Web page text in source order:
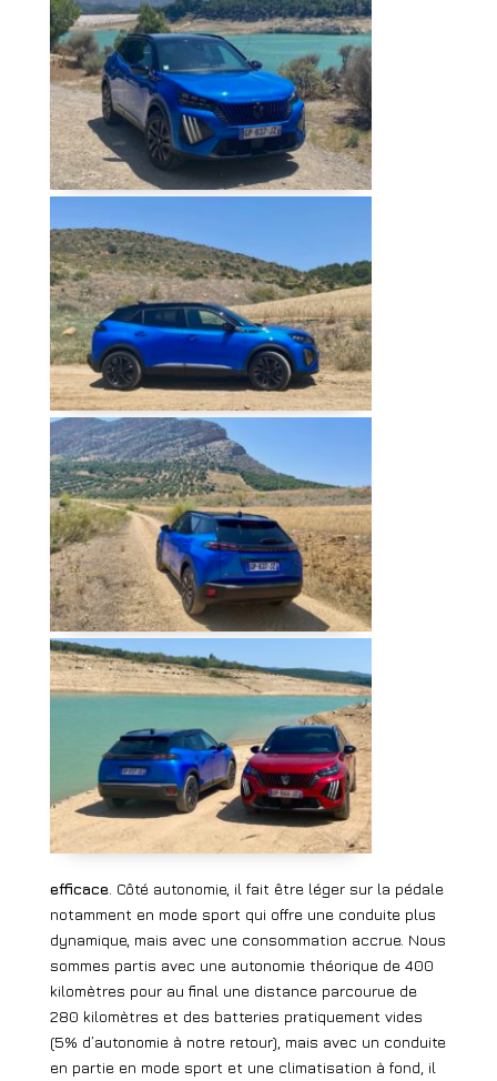
efficace. Côté autonomie, il fait être léger sur la pédale
notamment en mode sport qui offre une conduite plus
dynamique, mais avec une consommation accrue. Nous
sommes partis avec une autonomie théorique de 400
kilomètres pour au final une distance parcourue de
280 kilomètres et des batteries pratiquement vides
(5% d’autonomie à notre retour), mais avec un conduite
en partie en mode sport et une climatisation à fond, il